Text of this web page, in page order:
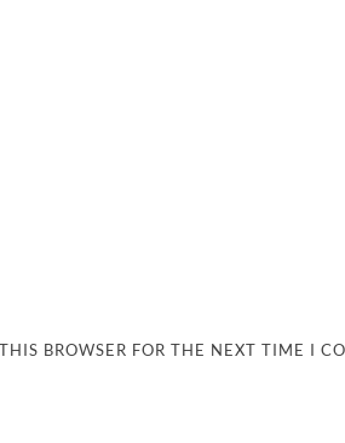
BROWSER FOR THE NEXT TIME I